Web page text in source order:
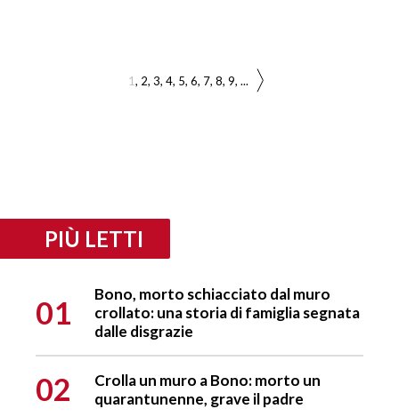
1 2 3 4 5 6 7 8 9 ...
PIÙ LETTI
01
Bono, morto schiacciato dal muro
crollato: una storia di famiglia segnata
dalle disgrazie
02
Crolla un muro a Bono: morto un
quarantunenne, grave il padre